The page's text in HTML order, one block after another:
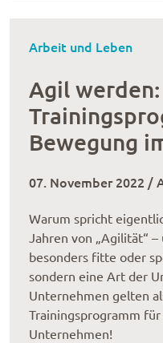
Arbeit und Leben
Agil werden:
Bewegung
07. November 2022 /
Warum spricht
Jahren von „Agilität“
besonders fitte oder
sondern eine Art der
Unternehmen gelten
Trainingsprogramm
Unternehmen!